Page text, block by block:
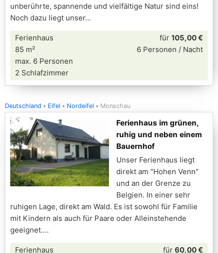
unberührte, spannende und vielfältige Natur sind eins!
Noch dazu liegt unser
Ferienhaus
85 m²
max. 6 Personen
2 Schlafzimmer
für 105,00 €
6 Personen / Nacht
Deutschland Eifel Nordeifel Monschau
Ferienhaus im grünen,
ruhig und neben einem
Bauernhof
Unser Ferienhaus liegt
direkt am "Hohen Venn"
und an der Grenze zu
Belgien. In einer sehr
ruhigen Lage, direkt am Wald. Es ist sowohl für Familie
mit Kindern als auch für Paare oder Alleinstehende
geeignet.
Ferienhaus
für 60,00 €